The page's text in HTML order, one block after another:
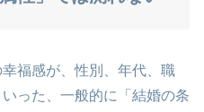
福感が、性別、年代、職
った、一般的に「結婚の条